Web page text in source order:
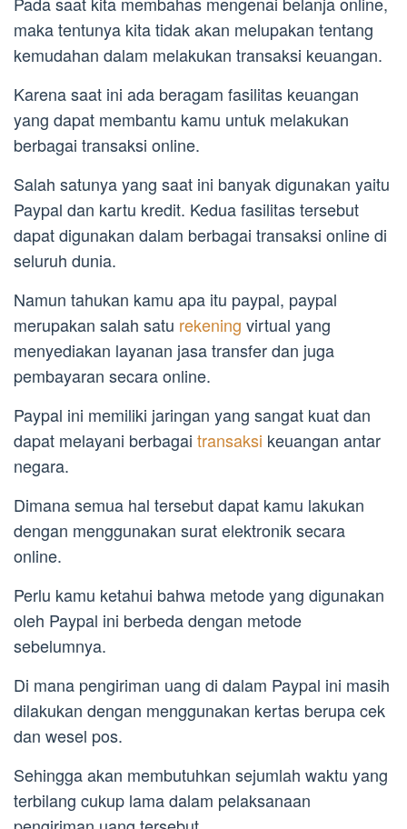
maka tentunya kita tidak akan melupakan tentang
kemudahan dalam melakukan transaksi keuangan.
Karena saat ini ada beragam fasilitas keuangan
yang dapat membantu kamu untuk melakukan
berbagai transaksi online.
Salah satunya yang saat ini banyak digunakan yaitu
Paypal dan kartu kredit. Kedua fasilitas tersebut
dapat digunakan dalam berbagai transaksi online di
seluruh dunia.
Namun tahukan kamu apa itu paypal, paypal
merupakan salah satu rekening virtual yang
menyediakan layanan jasa transfer dan juga
pembayaran secara online.
Paypal ini memiliki jaringan yang sangat kuat dan
dapat melayani berbagai transaksi keuangan antar
negara.
Dimana semua hal tersebut dapat kamu lakukan
dengan menggunakan surat elektronik secara
online.
Perlu kamu ketahui bahwa metode yang digunakan
oleh Paypal ini berbeda dengan metode
sebelumnya.
Di mana pengiriman uang di dalam Paypal ini masih
dilakukan dengan menggunakan kertas berupa cek
dan wesel pos.
Sehingga akan membutuhkan sejumlah waktu yang
terbilang cukup lama dalam pelaksanaan